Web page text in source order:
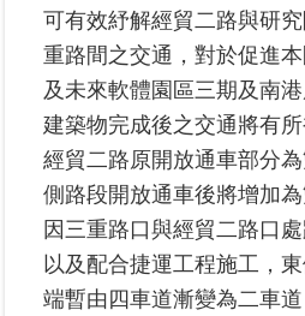
都
地
政
資
訊
平
台
臺
北
地
可有效紓解經貿二路與研
重路間之交通，對於促進
及未來軟體園區三期及南
建築物完成後之交通將有所
經貿二路原開放通車部分
側路段開放通車後將增加
因三重路口與經貿二路口
以及配合捷運工程施工，
端暫由四車道漸變為二車